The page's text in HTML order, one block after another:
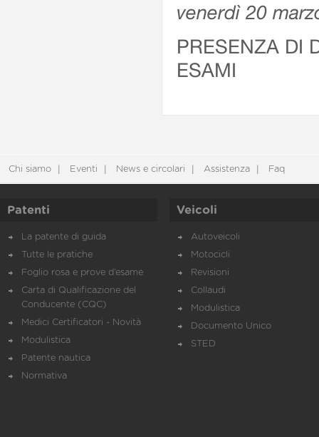
venerdì 20
PRESENZA DI
ESAMI
Chi siamo Eventi News e circolari Assistenza Faq
Patenti
La patente di guida
Tutte le pratiche
Foglio rosa e prove d’esame
Carta di Qualificazione del
Conducente (CQC)
Medici Certificatori - Novità
Modulistica
Patente nautica
Normativa
Veicoli
Autoveicoli
Motocicli
Revisioni
Collaudi
Modulistica
Documento Unico
STED